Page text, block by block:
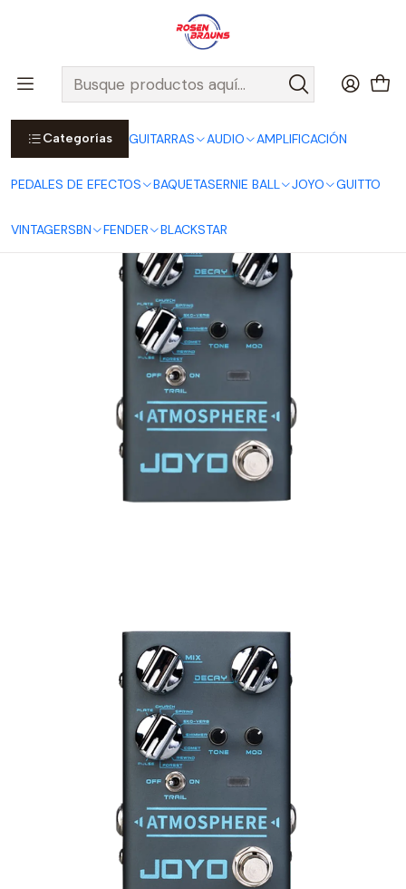
Categorías GUITARRAS AUDIO AMPLIFICACIÓN
PEDALES DE EFECTOS BAQUETASERNIE BALL JOYO GUITTO
VINTAGERSBN FENDER BLACKSTAR
Por compras sobre $25.000 en Santiago urbano, Colina o
Padre Hurtado, incluimos el despacho!
Ver Detalles
Inicio JOYO PEDALES
REVOLUTION SERIES
Pedal Atmosphere Multi Reverb R-14